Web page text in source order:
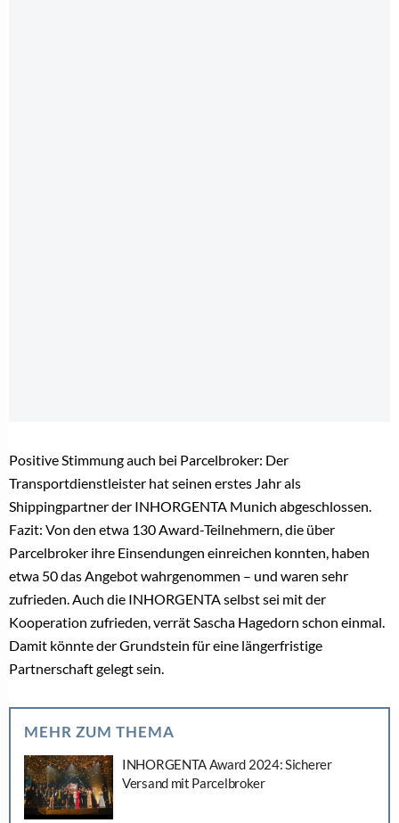
Positive Stimmung auch bei Parcelbroker: Der
Transportdienstleister hat seinen erstes Jahr als
Shippingpartner der INHORGENTA Munich abgeschlossen.
Fazit: Von den etwa 130 Award-Teilnehmern, die über
Parcelbroker ihre Einsendungen einreichen konnten, haben
etwa 50 das Angebot wahrgenommen – und waren sehr
zufrieden. Auch die INHORGENTA selbst sei mit der
Kooperation zufrieden, verrät Sascha Hagedorn schon einmal.
Damit könnte der Grundstein für eine längerfristige
Partnerschaft gelegt sein.
MEHR ZUM THEMA
INHORGENTA Award 2024: Sicherer
Versand mit Parcelbroker